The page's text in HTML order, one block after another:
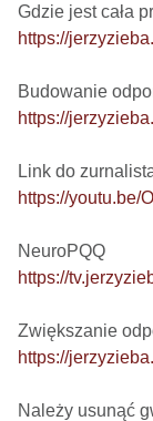
https://
https://
https://youtu.be/
https://
https://
Należy usunąć